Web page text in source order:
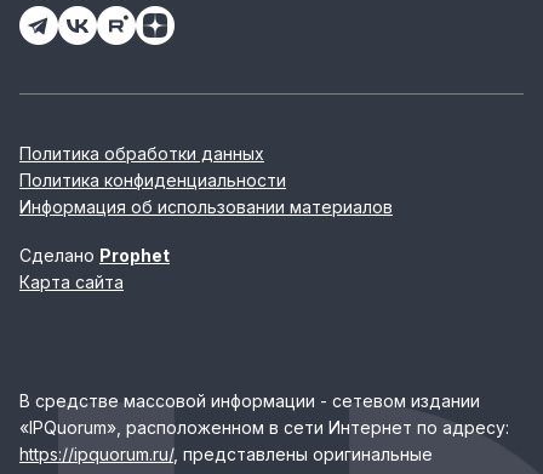
Политика обработки данных
Политика конфиденциальности
Информация об использовании материалов
Сделано Prophet
Карта сайта
В средстве массовой информации - сетевом издании
«IPQuorum», расположенном в сети Интернет по адресу:
https://ipquorum.ru/, представлены оригинальные